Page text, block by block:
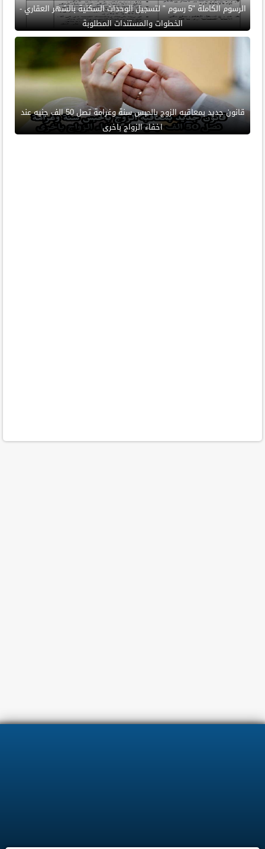
الرسوم الكاملة "5 رسوم " لتسجيل الوحدات السكنية بالشهر العقاري -
الخطوات والمستندات المطلوبة
قانون جديد بمعاقبه الزوج بالحبس سنة وغرامة تصل 50 الف جنيه عند
اخفاء الزواج باخرى